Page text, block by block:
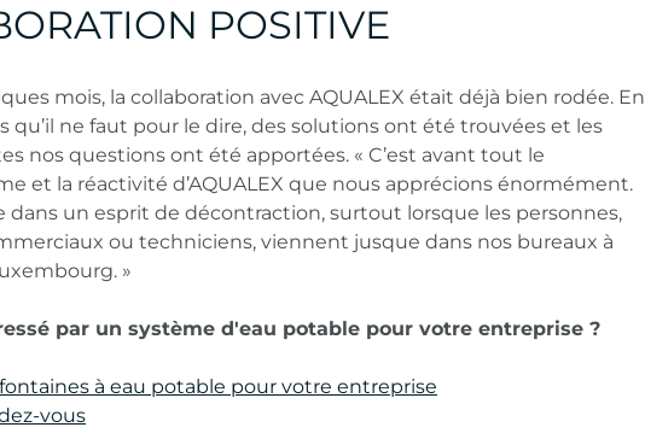
POSITIVE
mois, la collaboration avec AQUALEX était déjà bien rodée. En
qu’il ne faut pour le dire, des solutions ont été trouvées et les
nos questions ont été apportées. « C’est avant tout le
et la réactivité d’AQUALEX que nous apprécions énormément.
dans un esprit de décontraction, surtout lorsque les personnes,
ou techniciens, viennent jusque dans nos bureaux à
»
par un système d'eau potable pour votre entreprise ?
à eau potable pour votre entreprise
vous